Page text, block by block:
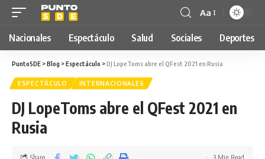
Aa
Nacionales Espectáculo Salud Sociales Deportes
PuntoSDE >Blog >Espectáculo >DJ LopeToms abre el QFest 2021 en Rusia
ESPECTÁCULO INTERNACIONALES
DJ LopeToms abre el QFest 2021 en
Rusia